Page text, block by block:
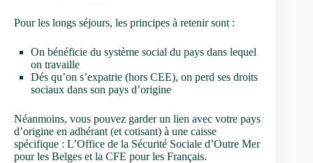
Pour les longs séjours, les principes à retenir sont :
On bénéficie du système social du pays dans lequel
on travaille
Dés qu’on s’expatrie (hors CEE), on perd ses droits
sociaux dans son pays d’origine
Néanmoins, vous pouvez garder un lien avec votre pays
d’origine en adhérant (et cotisant) à une caisse
spécifique : L’Office de la Sécurité Sociale d’Outre Mer
pour les Belges et la CFE pour les Français.